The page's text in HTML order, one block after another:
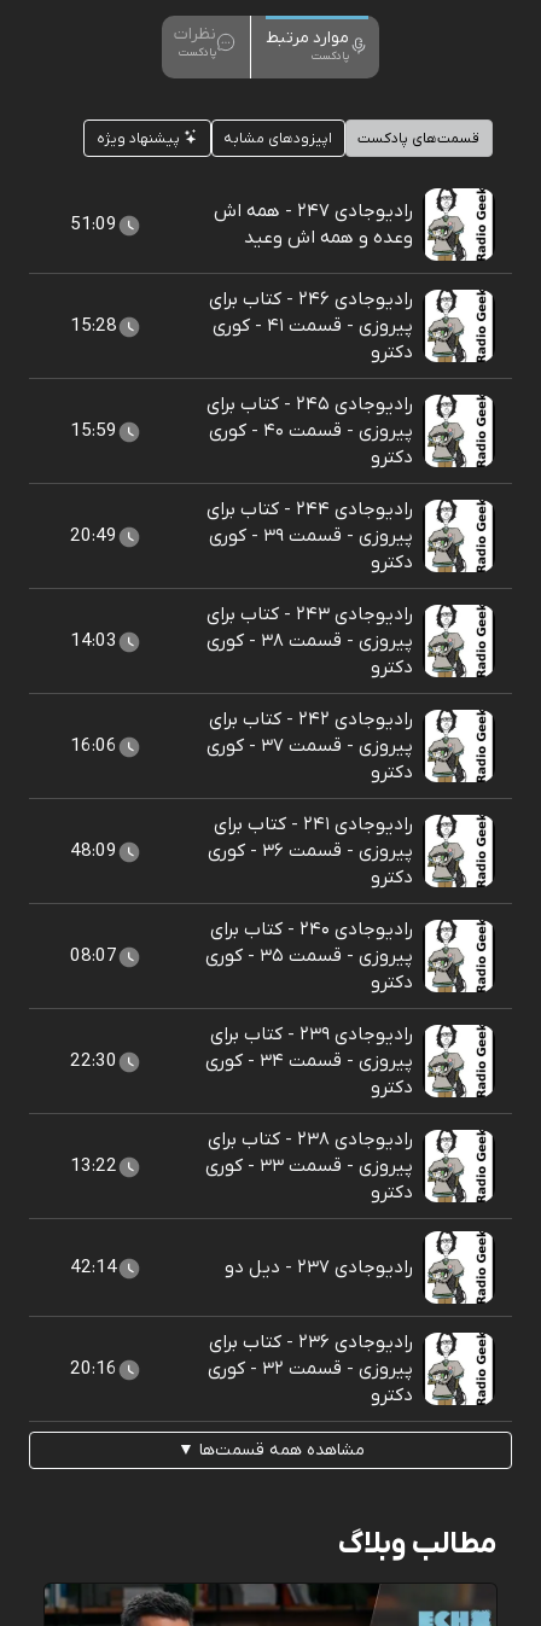
موارد مرتبط
پادکست
نظرات
پادکست
قسمت‌های پادکست اپیزودهای مشابه پیشنهاد ویژه
رادیوجادی ۲۴۷ - همه اش
وعده و همه اش وعید
51:09
رادیوجادی ۲۴۶ - کتاب برای
پیروزی - قسمت ۴۱ - کوری
دکترو
15:28
رادیوجادی ۲۴۵ - کتاب برای
پیروزی - قسمت ۴۰ - کوری
دکترو
15:59
رادیوجادی ۲۴۴ - کتاب برای
پیروزی - قسمت ۳۹ - کوری
دکترو
20:49
رادیوجادی ۲۴۳ - کتاب برای
پیروزی - قسمت ۳۸ - کوری
دکترو
14:03
رادیوجادی ۲۴۲ - کتاب برای
پیروزی - قسمت ۳۷ - کوری
دکترو
16:06
رادیوجادی ۲۴۱ - کتاب برای
پیروزی - قسمت ۳۶ - کوری
دکترو
48:09
رادیوجادی ۲۴۰ - کتاب برای
پیروزی - قسمت ۳۵ - کوری
دکترو
08:07
رادیوجادی ۲۳۹ - کتاب برای
پیروزی - قسمت ۳۴ - کوری
دکترو
22:30
رادیوجادی ۲۳۸ - کتاب برای
پیروزی - قسمت ۳۳ - کوری
دکترو
13:22
رادیوجادی ۲۳۷ - دیل دو 42:14
رادیوجادی ۲۳۶ - کتاب برای
پیروزی - قسمت ۳۲ - کوری
دکترو
20:16
مشاهده همه قسمت‌ها ▼
مطالب وبلاگ